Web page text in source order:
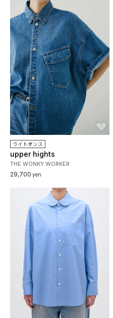
ライトオンス
upper hights
THE WONKY WORKER
29,700 yen